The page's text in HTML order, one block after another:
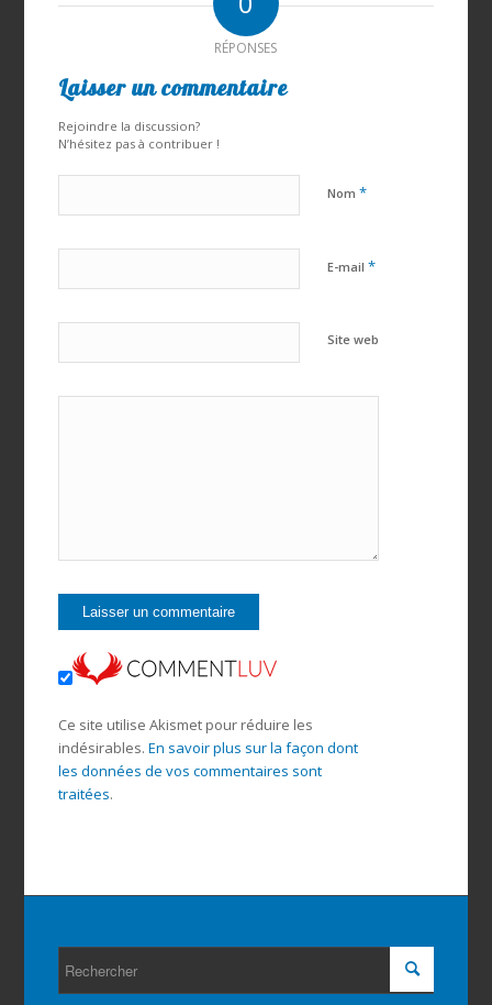
RÉPONSES
Laisser un commentaire
Rejoindre la discussion?
N’hésitez pas à contribuer !
Nom *
E-mail *
Site web
Ce site utilise Akismet pour réduire les
indésirables. En savoir plus sur la façon dont
les données de vos commentaires sont
traitées.